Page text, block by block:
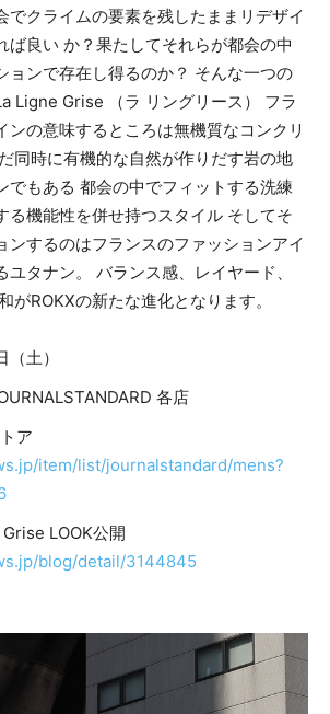
でクライムの要素を残したままリデザイ
ば良い か？果たしてそれらが都会の中
ョンで存在し得るのか？ そんな一つの
Ligne Grise （ラ リングリース） フラ
ンの意味するところは無機質なコンクリ
同時に有機的な自然が作りだす岩の地
でもある 都会の中でフィットする洗練
る機能性を併せ持つスタイル そしてそ
ンするのはフランスのファッションアイ
ユタナン。 バランス感、レイヤード、
がROKXの新たな進化となります。
土）
各店
ア
item/list/journalstandard/mens?
LOOK公開
blog/detail/3144845